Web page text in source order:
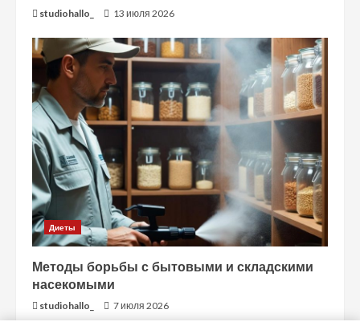
studiohallo_ 13 июля 2026
Диеты
Методы борьбы с бытовыми и складскими
насекомыми
studiohallo_ 7 июля 2026